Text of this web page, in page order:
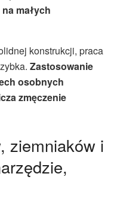
małych
konstrukcji, praca
Zastosowanie
osobnych
zmęczenie
ziemniaków i